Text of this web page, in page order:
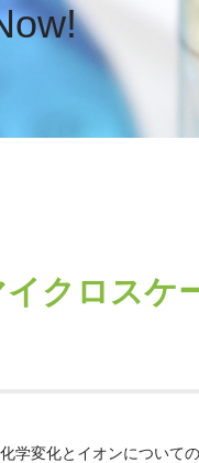
イクロス
学変化とイオンについて